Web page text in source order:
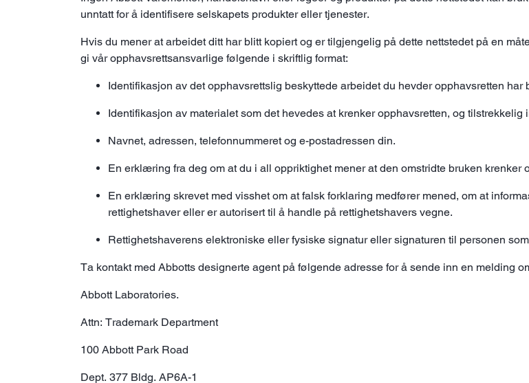
unntatt for å identifisere selskapets produkter eller tjenester.
Hvis du mener at arbeidet ditt har blitt kopiert og er tilgjengelig på dette nettstedet på en
gi vår opphavsrettsansvarlige følgende i skriftlig format:
Identifikasjon av det opphavsrettslig beskyttede arbeidet du hevder opphavsretten har
Identifikasjon av materialet som det hevedes at krenker opphavsretten, og
Navnet, adressen, telefonnummeret og e-postadressen din.
En erklæring fra deg om at du i all oppriktighet mener at den omstridte bruken krenker
En erklæring skrevet med visshet om at falsk forklaring medfører mened, om at
rettighetshaver eller er autorisert til å handle på rettighetshavers vegne.
Rettighetshaverens elektroniske eller fysiske signatur eller signaturen til personen
Ta kontakt med Abbotts designerte agent på følgende adresse for å sende inn en melding
Abbott Laboratories.
Attn: Trademark Department
100 Abbott Park Road
Dept. 377 Bldg. AP6A-1